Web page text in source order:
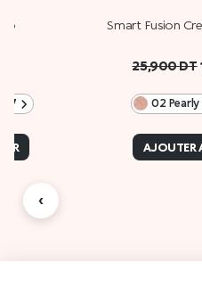
Smart Fusion
25,900DT
02 Pearly
AJOUTER
‹